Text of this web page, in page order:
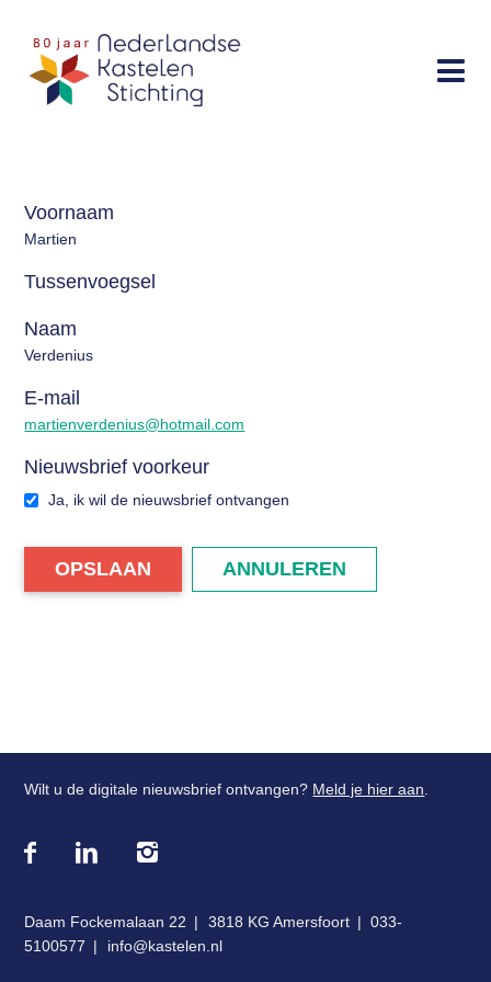
links
over
navigatie
Spring
naar
inhoud
Menu
Voornaam
Martien
Tussenvoegsel
Naam
Verdenius
E-mail
martienverdenius@hotmail.com
Nieuwsbrief voorkeur
Ja, ik wil de nieuwsbrief ontvangen
OPSLAAN ANNULEREN
Wilt u de digitale nieuwsbrief ontvangen? Meld je hier aan.
Bezoek
onze
media
pagina's:
Daam Fockemalaan 22 3818 KG Amersfoort
033-
5100577
info@kastelen.nl
Doe mee
Login